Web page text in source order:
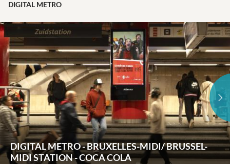
DIGITAL METRO
DIGITAL METRO - BRUXELLES-MIDI/ BRUSSEL-
MIDI STATION - COCA COLA